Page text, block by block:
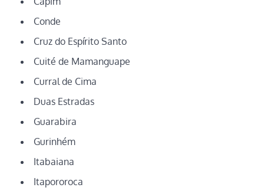
Conde
Cruz do Espírito Santo
Cuité de Mamanguape
Curral de Cima
Duas Estradas
Guarabira
Gurinhém
Itabaiana
Itapororoca